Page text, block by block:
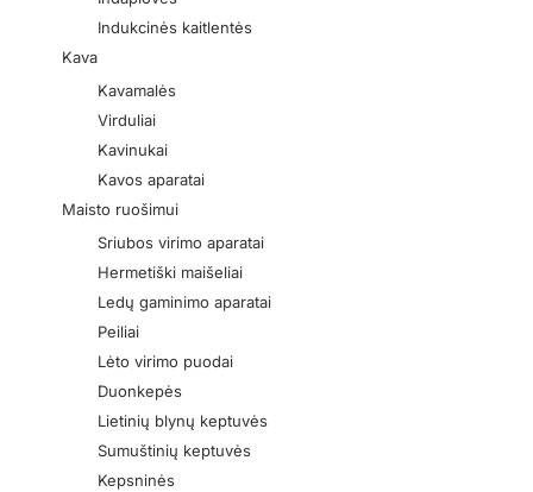
Indukcinės kaitlentės
Kava
Kavamalės
Virduliai
Kavinukai
Kavos aparatai
Maisto ruošimui
Sriubos virimo aparatai
Hermetiški maišeliai
Ledų gaminimo aparatai
Peiliai
Lėto virimo puodai
Duonkepės
Lietinių blynų keptuvės
Sumuštinių keptuvės
Kepsninės